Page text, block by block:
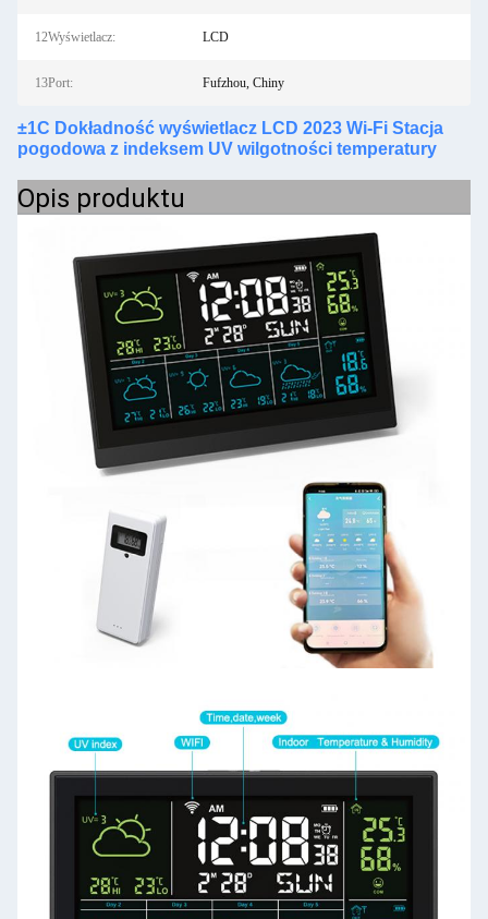
12Wyświetlacz: LCD
13Port: Fufzhou, Chiny
±1C Dokładność wyświetlacz LCD 2023 Wi-Fi Stacja
pogodowa z indeksem UV wilgotności temperatury
Opis produktu